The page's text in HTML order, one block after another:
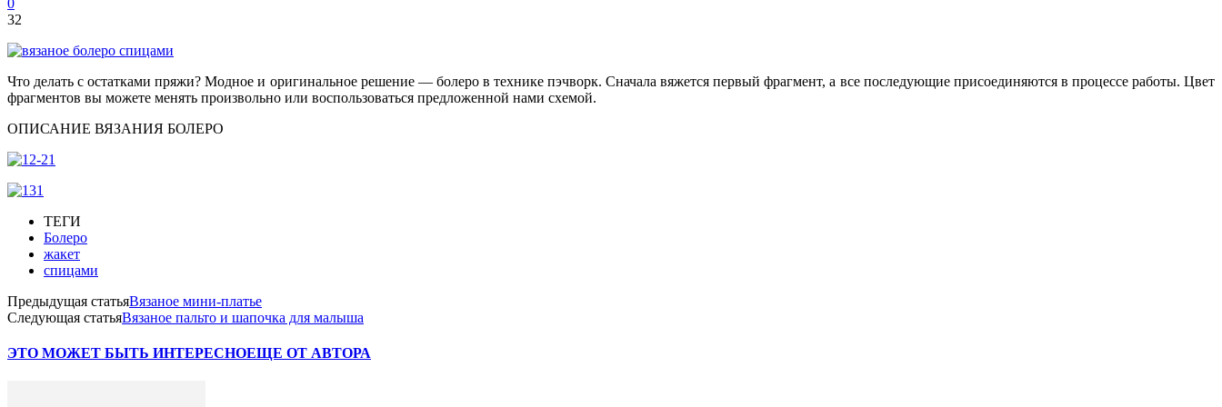
32
Что делать с остатками пряжи? Модное и оригинальное решение — болеро в технике пэчворк. Сначала вяжется первый фрагмент, а все последующие присоединяются в процессе работы. Цвет
фрагментов вы можете менять произвольно или воспользоваться предложенной нами схемой.
ОПИСАНИЕ ВЯЗАНИЯ БОЛЕРО
ТЕГИ
Болеро
жакет
спицами
Предыдущая статьяВязаное мини-платье
Следующая статьяВязаное пальто и шапочка для малыша
ЭТО МОЖЕТ БЫТЬ ИНТЕРЕСНОЕЩЕ ОТ АВТОРА